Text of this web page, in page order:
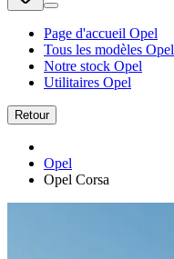
Page d'accueil Opel
Tous les modèles Opel
Notre stock Opel
Utilitaires Opel
Retour
Opel
Opel Corsa